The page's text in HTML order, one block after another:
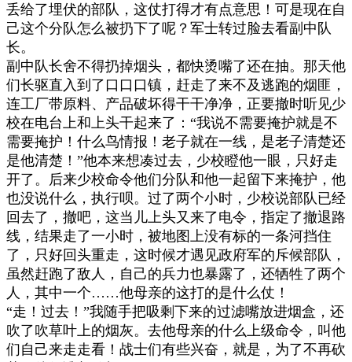
丢给了埋伏的部队，这仗打得才有点意思！可是现在自
己这个分队怎么被扔下了呢？军士转过脸去看副中队
长。
副中队长舍不得扔掉烟头，都快烫嘴了还在抽。那天他
们长驱直入到了口口口镇，赶走了来不及逃跑的烟匪，
连工厂带原料、产品破坏得干干净净，正要撤时听见少
校在电台上和上头干起来了： “我说不需要掩护就是不
需要掩护！什么鸟情报！老子就在一线，是老子清楚还
是他清楚！ ”他本来想凑过去，少校瞪他一眼，只好走
开了。后来少校命令他们分队和他一起留下来掩护，他
也没说什么，执行呗。过了两个小时，少校说部队已经
回去了，撤吧，这当儿上头又来了电令，指定了撤退路
线，结果走了一小时，被地图上没有标的一条河挡住
了，只好回头重走，这时候才遇见政府军的斥候部队，
虽然赶跑了敌人，自己的兵力也暴露了，还牺牲了两个
人，其中一个……他母亲的这打的是什么仗！
“走！过去！ ”我随手把吸剩下来的过滤嘴放进烟盒，还
吹了吹草叶上的烟灰。去他母亲的什么上级命令，叫他
们自己来走走看！战士们有些兴奋，就是，为了不再砍